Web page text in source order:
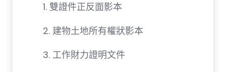
1. 雙證件正反面影本
2. 建物土地所有權狀影本
3. 工作財力證明文件